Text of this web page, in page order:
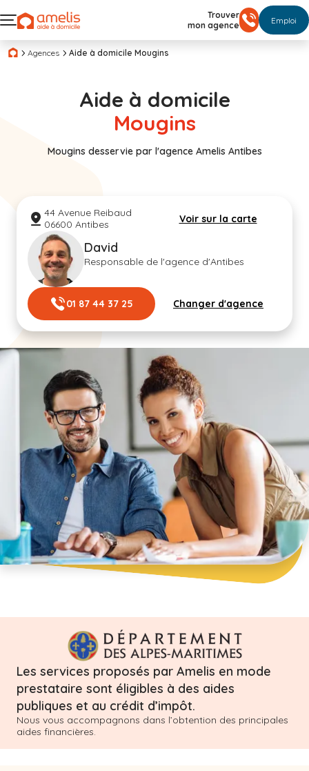
Trouver
mon agence
Emploi
Agences Aide à domicile Mougins
Aide à domicile
Mougins
Mougins desservie par l'agence Amelis Antibes
44 Avenue Reibaud
06600 Antibes
Voir sur la carte
David
Responsable de l'agence d'Antibes
01 87 44 37 25 Changer d'agence
Les services proposés par Amelis en mode
prestataire sont éligibles à des aides
publiques et au crédit d’impôt.
Nous vous accompagnons dans l’obtention des principales
aides financières.